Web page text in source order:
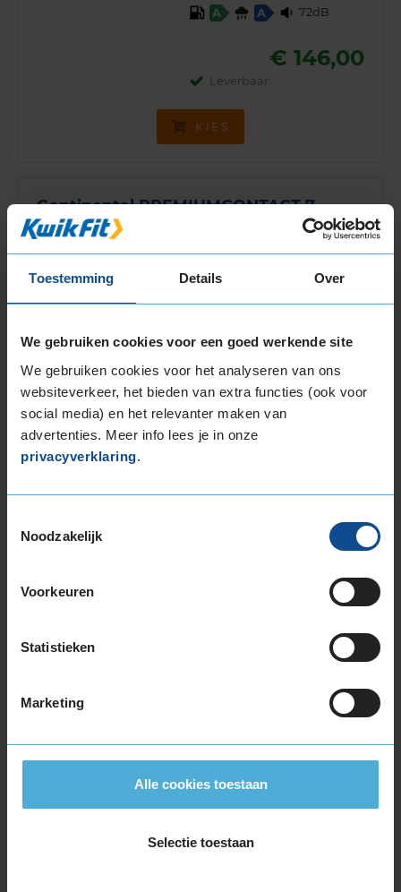
Toestemming Details Over
We gebruiken cookies voor een goed werkende site
We gebruiken cookies voor het analyseren van ons
websiteverkeer, het bieden van extra functies (ook voor
social media) en het relevanter maken van
advertenties. Meer info lees je in onze
privacyverklaring.
Noodzakelijk
Voorkeuren
Statistieken
Marketing
Alle cookies toestaan
Selectie toestaan
A
A 72dB
€ 146,00
Leverbaar
KIES
Continental PREMIUMCONTACT 7
Zomerband 205/55 R16 91V
(50 reviews)
Snelheidsindex:
€ 123,00
Leverbaar
KIES
Zomerband
KIES